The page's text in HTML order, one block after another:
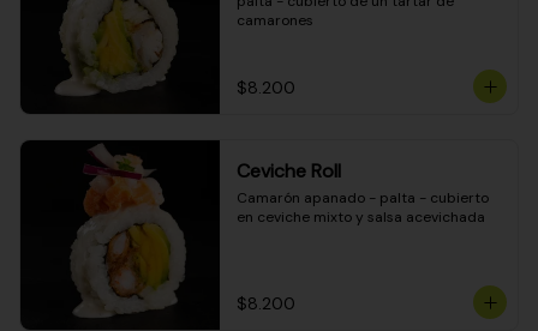
camarones
$8.200
Ceviche Roll
Camarón apanado - palta - cubierto
en ceviche mixto y salsa acevichada
$8.200